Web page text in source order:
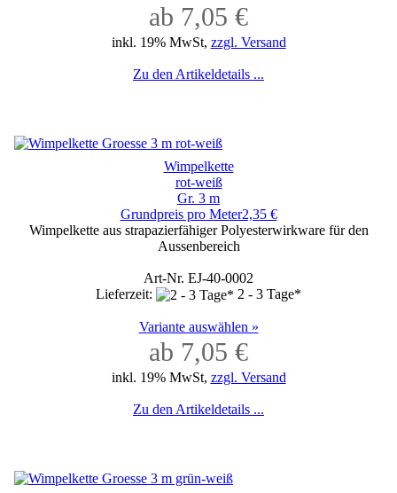
ab 7,05 €
inkl. 19% MwSt, zzgl. Versand
Zu den Artikeldetails ...
Wimpelkette
rot-weiß
Gr. 3 m
Grundpreis pro Meter2,35 €
Wimpelkette aus strapazierfähiger Polyesterwirkware für den
Aussenbereich
Art-Nr. EJ-40-0002
Lieferzeit:
2 - 3 Tage*
Variante auswählen »
ab 7,05 €
inkl. 19% MwSt, zzgl. Versand
Zu den Artikeldetails ...